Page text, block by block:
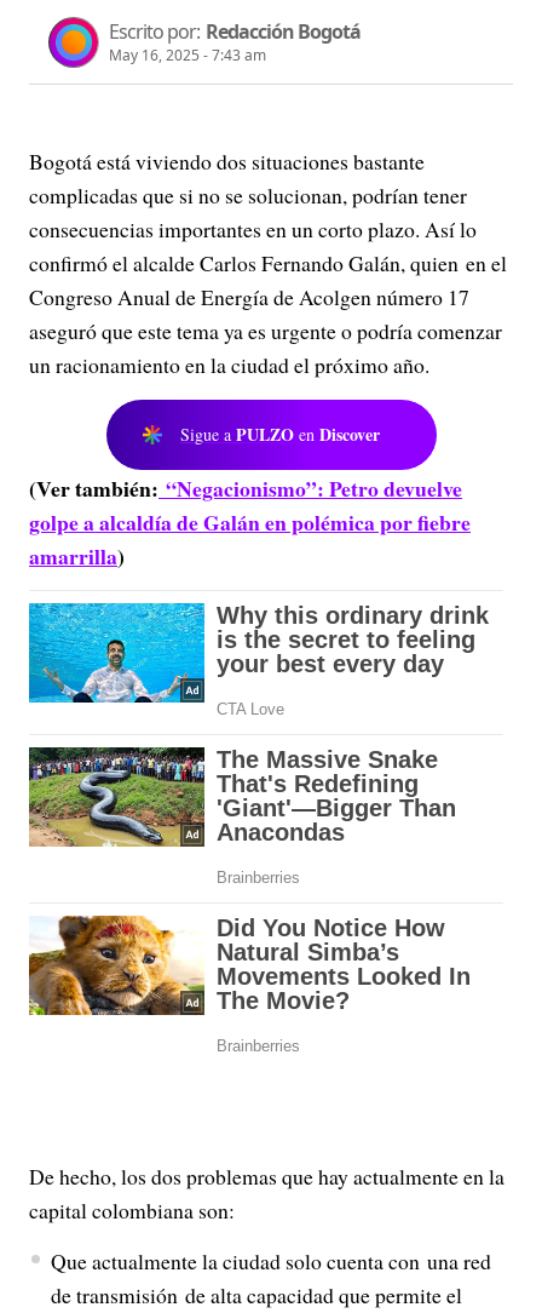
Escrito por: Redacción Bogotá
May 16, 2025 - 7:43 am
Bogotá está viviendo dos situaciones bastante
complicadas que si no se solucionan, podrían tener
consecuencias importantes en un corto plazo. Así lo
confirmó el alcalde Carlos Fernando Galán, quien en el
Congreso Anual de Energía de Acolgen número 17
aseguró que este tema ya es urgente o podría comenzar
un racionamiento en la ciudad el próximo año.
Sigue a PULZO en Discover
(Ver también: “Negacionismo”: Petro devuelve
golpe a alcaldía de Galán en polémica por fiebre
amarrilla)
De hecho, los dos problemas que hay actualmente en la
capital colombiana son:
Que actualmente la ciudad solo cuenta con una red
de transmisión de alta capacidad que permite el